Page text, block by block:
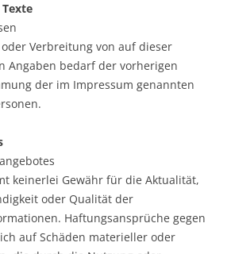
Verbreitung von auf dieser
Angaben bedarf der vorherigen
der im Impressum genannten
keinerlei Gewähr für die Aktualität,
oder Qualität der
Haftungsansprüche gegen
auf Schäden materieller oder